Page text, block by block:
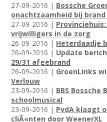
27-09-2016 | Bossche
onachtzaamheid bij
27-09-2016 |
vrijwilligers in de zorg
26-09-2016 | Heterdaadje
26-09-2016 | Update
29/31 afgebrand
26-09-2016 | GroenLinks
Verlouw
23-09-2016 | BBS Bossche
schoolmusical
23-09-2016 | PvdA klaagt
cliÃ«nten door WeenerXL